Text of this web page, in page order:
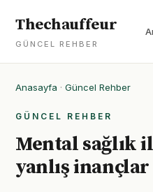
Thechauffeur
GÜNCEL REHBER
Anasayfa · Güncel Rehber
GÜNCEL REHBER
Mental sağlık
yanlış inançlar